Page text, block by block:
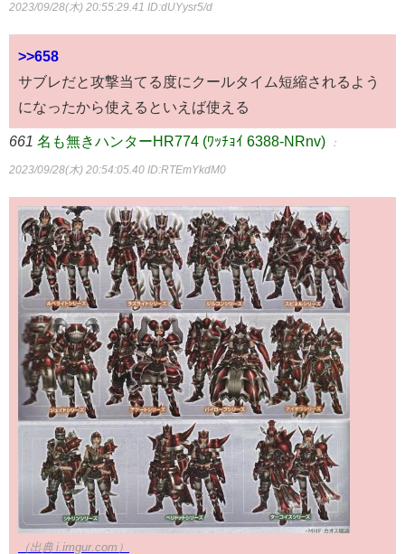
2023/09/28(木) 20:55:29.41 ID:dUYysr5/d
>>658
サブレだと攻撃当てる度にクールタイム短縮されるよう
になったから使えるといえば使える
661 名も無きハンターHR774 (ﾜｯﾁｮｲ 6388-NRnv) ：
2023/09/28(木) 20:54:05.40 ID:RTEmYkdM0
（出典 i.imgur.com）